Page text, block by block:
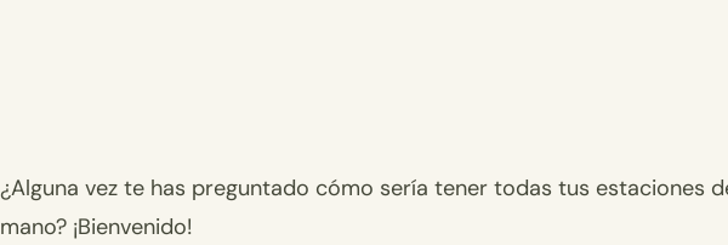
¿Alguna vez te has preguntado cómo sería tener todas tus estaciones
mano? ¡Bienvenido!